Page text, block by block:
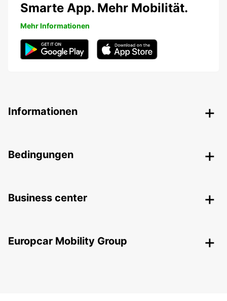
Smarte App. Mehr Mobilität.
Mehr Informationen
Informationen
Bedingungen
Business center
Europcar Mobility Group